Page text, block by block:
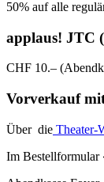
50% auf alle
applaus! JTC
CHF 10.–
Vorverkauf
Über die Theater-
Im Bestellformular